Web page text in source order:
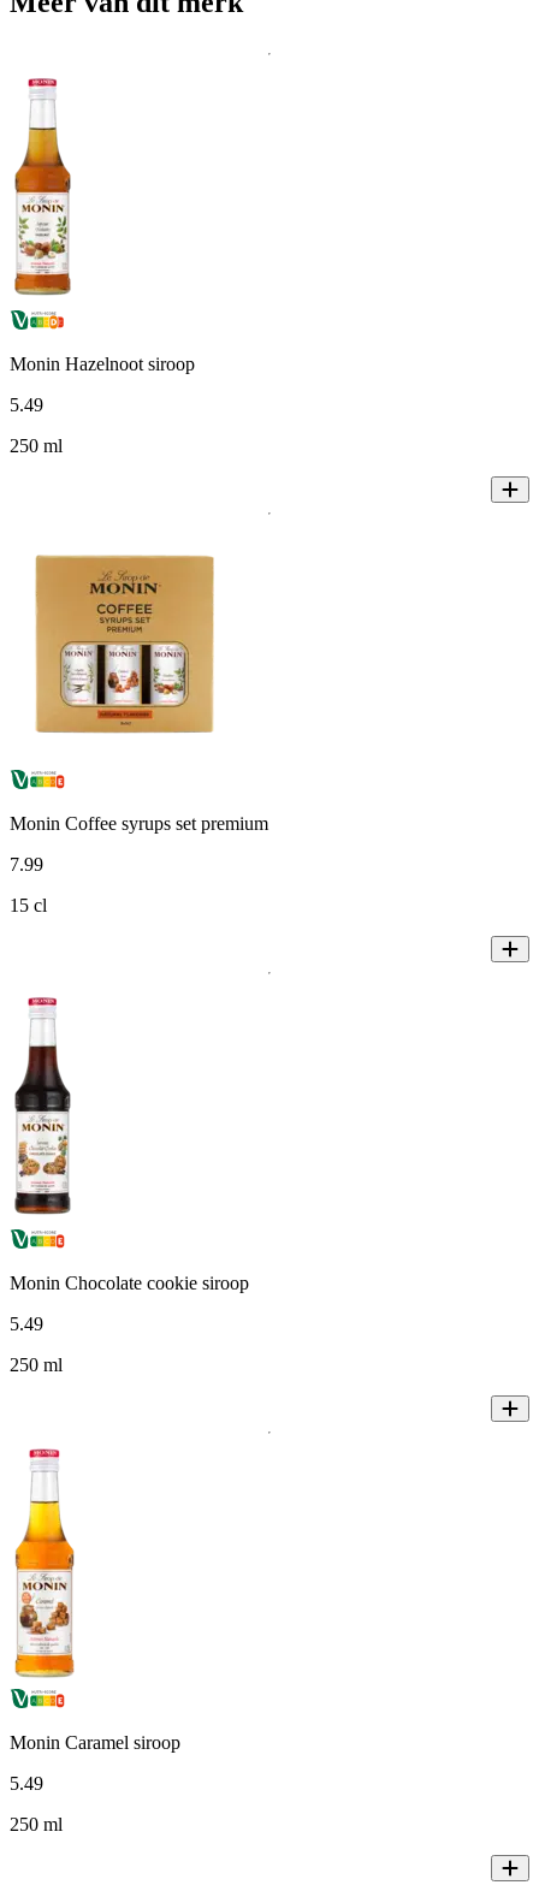
Monin Hazelnoot siroop
5.49
250 ml
Monin Coffee syrups set premium
7.99
15 cl
Monin Chocolate cookie siroop
5.49
250 ml
Monin Caramel siroop
5.49
250 ml